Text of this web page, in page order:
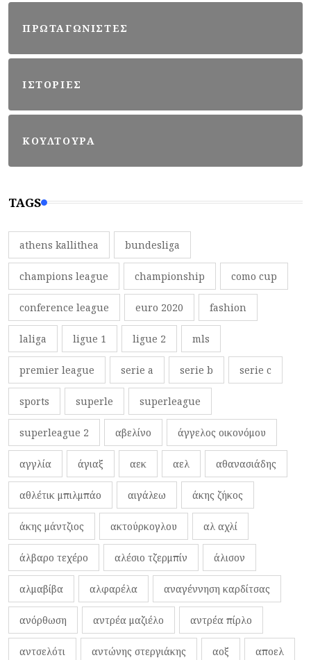
ΠΡΩΤΑΓΩΝΙΣΤΕΣ
ΙΣΤΟΡΙΕΣ
ΚΟΥΛΤΟΥΡΑ
TAGS
athens kallithea bundesliga
champions league championship como cup
conference league euro 2020 fashion
laliga ligue 1 ligue 2 mls
premier league serie a serie b serie c
sports superle superleague
superleague 2 αβελίνο άγγελος οικονόμου
αγγλία άγιαξ αεκ αελ αθανασιάδης
αθλέτικ μπιλμπάο αιγάλεω άκης ζήκος
άκης μάντζιος ακτούρκογλου αλ αχλί
άλβαρο τεχέρο αλέσιο τζερμπίν άλισον
αλμαβίβα αλφαρέλα αναγέννηση καρδίτσας
ανόρθωση αντρέα μαζιέλο αντρέα πίρλο
αντσελότι αντώνης στεργιάκης αοξ αποελ